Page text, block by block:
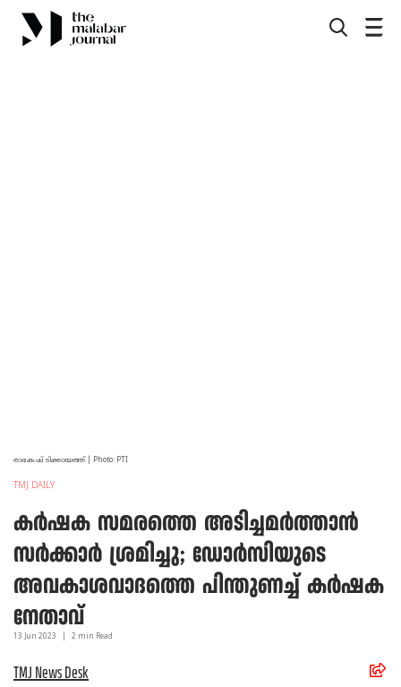
രാകേഷ് ടിക്കായത്ത് | Photo: PTI
TMJ DAILY
കർഷക സമരത്തെ അടിച്ചമർത്താൻ
സർക്കാർ ശ്രമിച്ചു; ഡോർസിയുടെ
അവകാശവാദത്തെ പിന്തുണച്ച് കർഷക
നേതാവ്
13 Jun 2023 2 min Read
TMJ News Desk